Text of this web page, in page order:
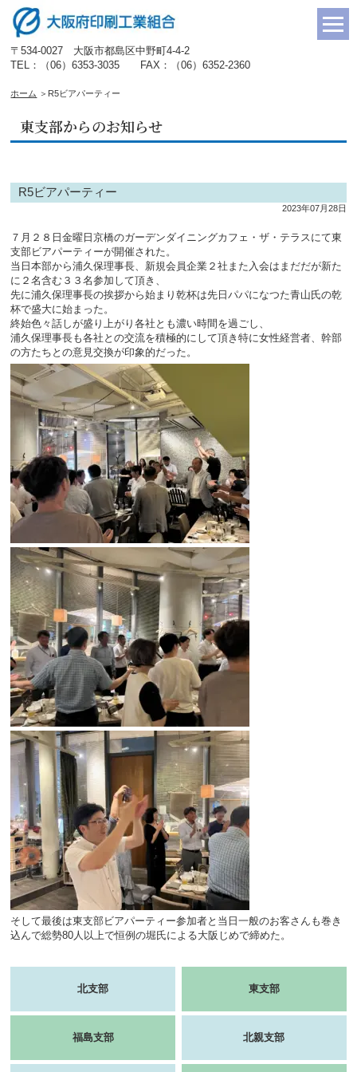
〒534-0027 大阪市都島区中野町4-4-2
TEL：（06）6353-3035 FAX：（06）6352-2360
ホーム ＞ R5ビアパーティー
東支部からのお知らせ
北支部 東支部
福島支部 北親支部
R5ビアパーティー
2023年07月28日
７月２８日金曜日京橋のガーデンダイニングカフェ・ザ・テラスにて東
支部ビアパーティーが開催された。
当日本部から浦久保理事長、新規会員企業２社また入会はまだだが新た
に２名含む３３名参加して頂き、
先に浦久保理事長の挨拶から始まり乾杯は先日パパになつた青山氏の乾
杯で盛大に始まった。
終始色々話しが盛り上がり各社とも濃い時間を過ごし、
浦久保理事長も各社との交流を積極的にして頂き特に女性経営者、幹部
の方たちとの意見交換が印象的だった。
そして最後は東支部ビアパーティー参加者と当日一般のお客さんも巻き
込んで総勢80人以上で恒例の堀氏による大阪じめで締めた。